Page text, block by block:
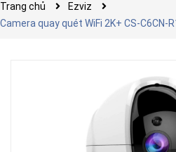
Trang chủ
Ezviz
Camera quay quét WiFi 2K+ CS-C6CN-